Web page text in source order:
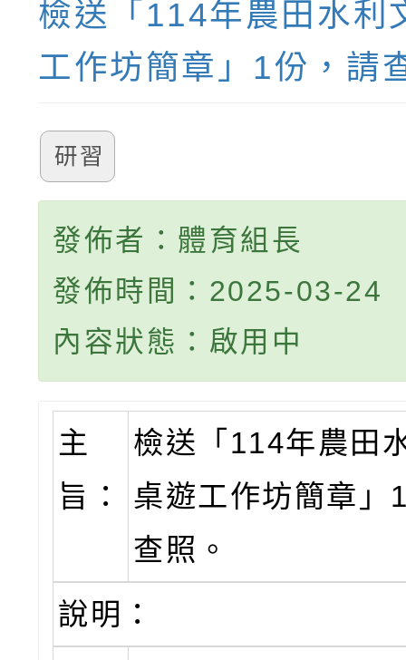
檢送「114年農田水利
工作坊簡章」1份，請
研習
發佈者：體育組長
發佈時間：2025-03-24
內容狀態：啟用中
主
旨：
檢送「114年農田
桌遊工作坊簡章」
查照。
說明：